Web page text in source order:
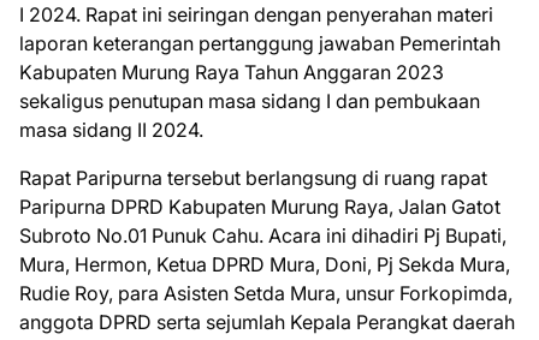
I 2024. Rapat ini seiringan dengan penyerahan materi
laporan keterangan pertanggung jawaban Pemerintah
Kabupaten Murung Raya Tahun Anggaran 2023
sekaligus penutupan masa sidang I dan pembukaan
masa sidang II 2024.
Rapat Paripurna tersebut berlangsung di ruang rapat
Paripurna DPRD Kabupaten Murung Raya, Jalan Gatot
Subroto No.01 Punuk Cahu. Acara ini dihadiri Pj Bupati,
Mura, Hermon, Ketua DPRD Mura, Doni, Pj Sekda Mura,
Rudie Roy, para Asisten Setda Mura, unsur Forkopimda,
anggota DPRD serta sejumlah Kepala Perangkat daerah